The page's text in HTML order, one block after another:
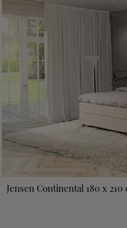
Jensen Continental 180 x